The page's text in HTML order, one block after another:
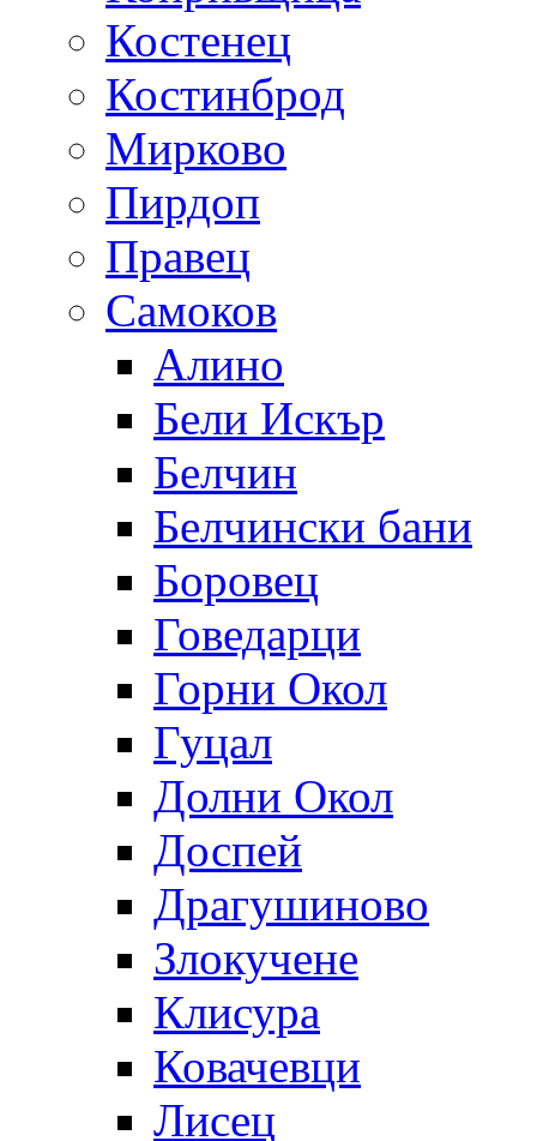
Костенец
Костинброд
Мирково
Пирдоп
Правец
Самоков
Алино
Бели Искър
Белчин
Белчински бани
Боровец
Говедарци
Горни Окол
Гуцал
Долни Окол
Доспей
Драгушиново
Злокучене
Клисура
Ковачевци
Лисец